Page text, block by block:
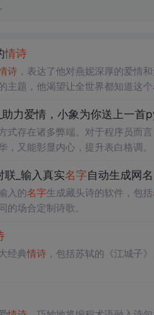
情诗
诗，表达了他对燕妮深厚的爱情
主题，他渴望让全世界都知道这个
力爱情，小象为你送上一首
式存在诸多弊端。对于程序员而
，又能彰显内心，提升表白格调。
联_输入真实名字自动生成网名
入的名字生成藏头诗的软件，包括
的场合定制诗歌。
经典情诗，包括苏轼的《江城子